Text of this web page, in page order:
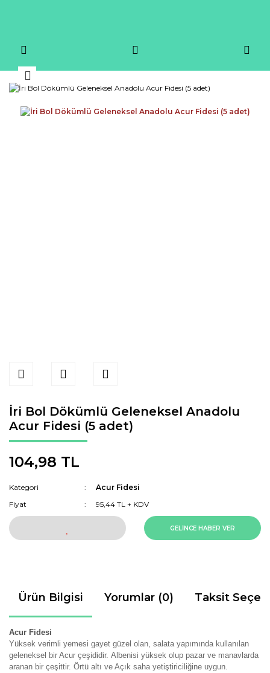
İri Bol Dökümlü Geleneksel Anadolu
Acur Fidesi (5 adet)
104,98 TL
Kategori
Acur Fidesi
Fiyat
95,44 TL + KDV
GELİNCE HABER VER
Ürün Bilgisi Yorumlar (0) Taksit
Acur Fidesi
Yüksek verimli yemesi gayet güzel olan, salata yapımında kullanılan
geleneksel bir Acur çeşididir. Albenisi yüksek olup pazar ve manavlarda
aranan bir çeşittir. Örtü altı ve Açık saha yetiştiriciliğine uygun.